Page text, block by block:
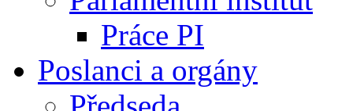
Práce PI
Poslanci a orgány